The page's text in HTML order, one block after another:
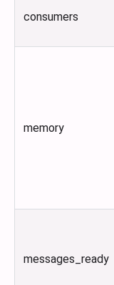
consumers
memory
messages_ready